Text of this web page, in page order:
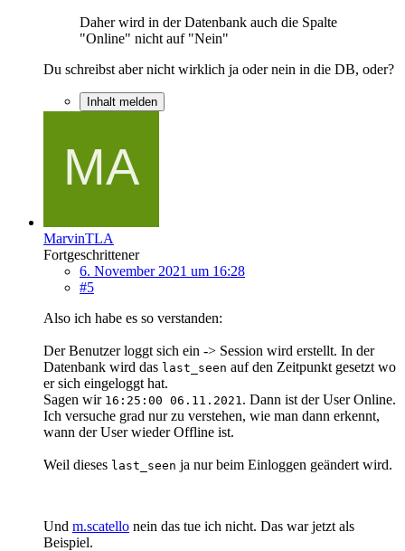
Daher wird in der Datenbank auch die Spalte
"Online" nicht auf "Nein"
Du schreibst aber nicht wirklich ja oder nein in die DB, oder?
Inhalt melden
MarvinTLA
Fortgeschrittener
6. November 2021 um 16:28
#5
Also ich habe es so verstanden:
Der Benutzer loggt sich ein -> Session wird erstellt. In der
Datenbank wird das last_seen auf den Zeitpunkt gesetzt wo
er sich eingeloggt hat.
Sagen wir 16:25:00 06.11.2021 . Dann ist der User Online.
Ich versuche grad nur zu verstehen, wie man dann erkennt,
wann der User wieder Offline ist.
Weil dieses last_seen ja nur beim Einloggen geändert wird.
Und m.scatello nein das tue ich nicht. Das war jetzt als
Beispiel.